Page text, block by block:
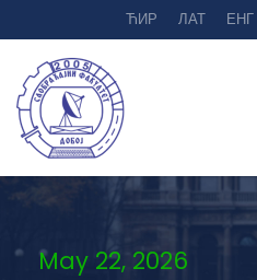
ЋИР ЛАТ ЕНГ
May 22, 2026